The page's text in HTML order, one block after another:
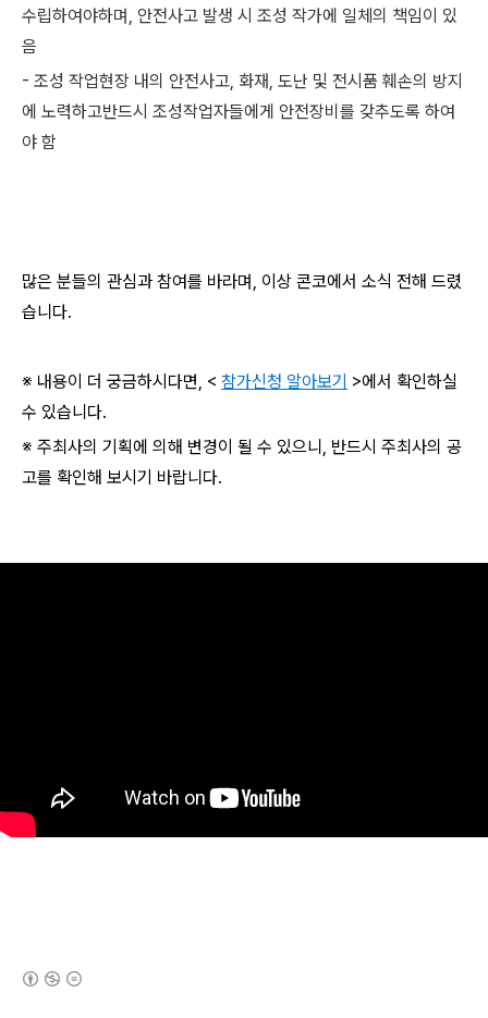
수립하여야하며, 안전사고 발생 시 조성 작가에 일체의 책임이 있
음
- 조성 작업현장 내의 안전사고, 화재, 도난 및 전시품 훼손의 방지
에 노력하고반드시 조성작업자들에게 안전장비를 갖추도록 하여
야 함
많은 분들의 관심과 참여를 바라며, 이상 콘코에서 소식 전해 드렸
습니다.
※ 내용이 더 궁금하시다면, < 참가신청 알아보기 >에서 확인하실
수 있습니다.
※ 주최사의 기획에 의해 변경이 될 수 있으니, 반드시 주최사의 공
고를 확인해 보시기 바랍니다.